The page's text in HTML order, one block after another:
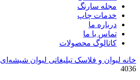
مجله سارنگ
خدمات چاپ
درباره ما
تماس با ما
کاتالوگ محصولات
خانه لیوان و فلاسک تبلیغاتی لیوان شیشه‌ای
4036